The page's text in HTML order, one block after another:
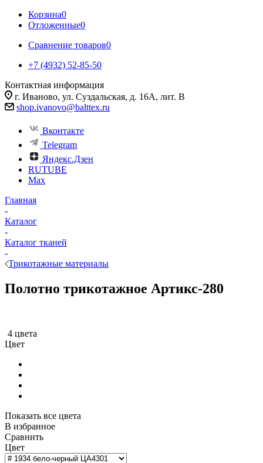
Корзина0
Отложенные0
Сравнение товаров0
+7 (4932) 52-85-50
Контактная информация
г. Иваново, ул. Суздальская, д. 16А, лит. В
shop.ivanovo@balttex.ru
Вконтакте
Telegram
Яндекс.Дзен
RUTUBE
Max
Главная
-
Каталог
-
Каталог тканей
-
Трикотажные материалы
Полотно трикотажное Артикс-280
4 цвета
Цвет
Показать все цвета
В избранное
Сравнить
Цвет